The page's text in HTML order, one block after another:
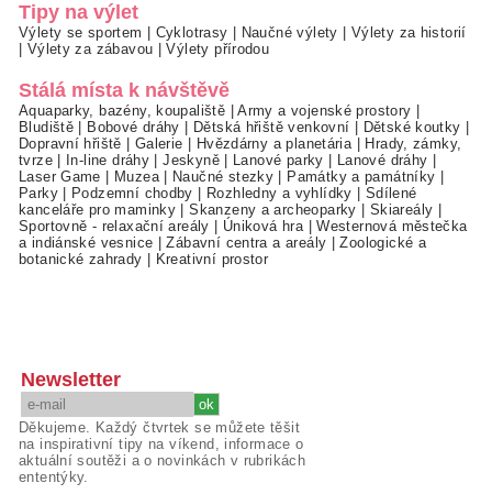
Tipy na výlet
Výlety se sportem Cyklotrasy Naučné výlety
Výlety za historií
Výlety za zábavou |Výlety přírodou
Stálá místa k návštěvě
Aquaparky, bazény, koupaliště |Army a vojenské prostory
Bludiště
Bobové dráhy Dětská hřiště venkovní Dětské koutky
Dopravní hřiště
Galerie Hvězdárny a planetária|
Hrady, zámky,
tvrze| In-line dráhy |Jeskyně| Lanové parky Lanové dráhy
Laser Game
Muzea| Naučné stezky Památky a památníky
Parky| Podzemní chodby Rozhledny a vyhlídky
Sdílené
kanceláře pro maminky |Skanzeny a archeoparky Skiareály
Sportovně - relaxační areály
Úniková hra|Westernová městečka
a indiánské vesnice |Zábavní centra a areály |Zoologické a
botanické zahrady
Kreativní prostor
Newsletter
Děkujeme. Každý čtvrtek se můžete těšit
na inspirativní tipy na víkend, informace o
aktuální soutěži a o novinkách v rubrikách
ententýky.